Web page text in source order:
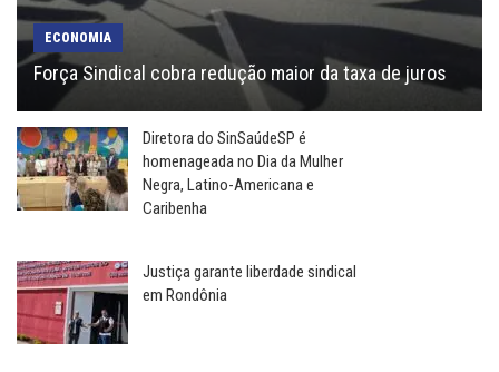
ECONOMIA
Força Sindical cobra redução maior da taxa de juros
Diretora do SinSaúdeSP é
homenageada no Dia da Mulher
Negra, Latino-Americana e
Caribenha
Justiça garante liberdade sindical
em Rondônia